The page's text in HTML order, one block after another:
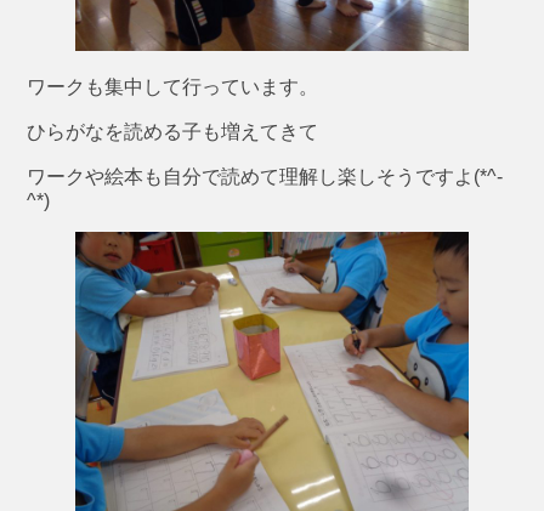
ワークも集中して行っています。
ひらがなを読める子も増えてきて
ワークや絵本も自分で読めて理解し楽しそうですよ(*^-
^*)